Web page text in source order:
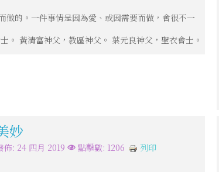
做的。一件事情是因為愛、或因需要而做，會很不一
。 黃清富神父，教區神父。 葉元良神父，聖衣會士。
妙
佈: 24 四月 2019 點擊數: 1206 列印